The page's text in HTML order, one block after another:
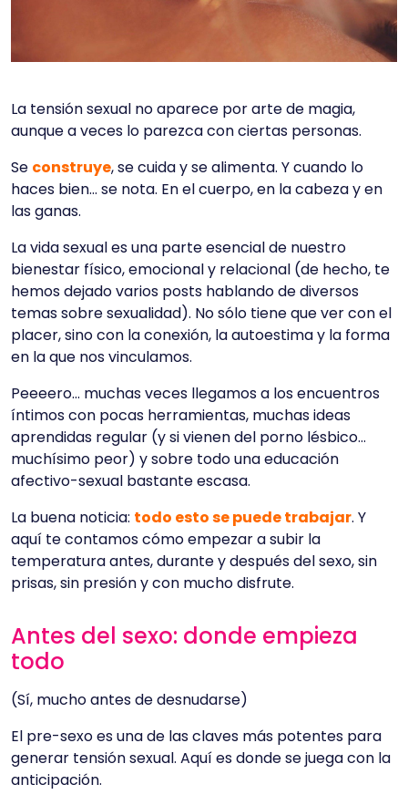
La tensión sexual no aparece por arte de magia,
aunque a veces lo parezca con ciertas personas.
Se construye, se cuida y se alimenta. Y cuando lo
haces bien… se nota. En el cuerpo, en la cabeza y en
las ganas.
La vida sexual es una parte esencial de nuestro
bienestar físico, emocional y relacional (de hecho, te
hemos dejado varios posts hablando de diversos
temas sobre sexualidad). No sólo tiene que ver con el
placer, sino con la conexión, la autoestima y la forma
en la que nos vinculamos.
Peeeero… muchas veces llegamos a los encuentros
íntimos con pocas herramientas, muchas ideas
aprendidas regular (y si vienen del porno lésbico…
muchísimo peor) y sobre todo una educación
afectivo-sexual bastante escasa.
La buena noticia: todo esto se puede trabajar. Y
aquí te contamos cómo empezar a subir la
temperatura antes, durante y después del sexo, sin
prisas, sin presión y con mucho disfrute.
Antes del sexo: donde empieza
todo
(Sí, mucho antes de desnudarse)
El pre-sexo es una de las claves más potentes para
generar tensión sexual. Aquí es donde se juega con la
anticipación.